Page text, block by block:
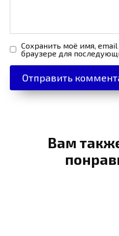
Сохранить моё имя,
браузере для
Вам